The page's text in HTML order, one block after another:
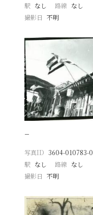
駅 なし 路線 なし
撮影日
不明
−
写真ID 3604-010783-0
駅 なし 路線 なし
撮影日
不明